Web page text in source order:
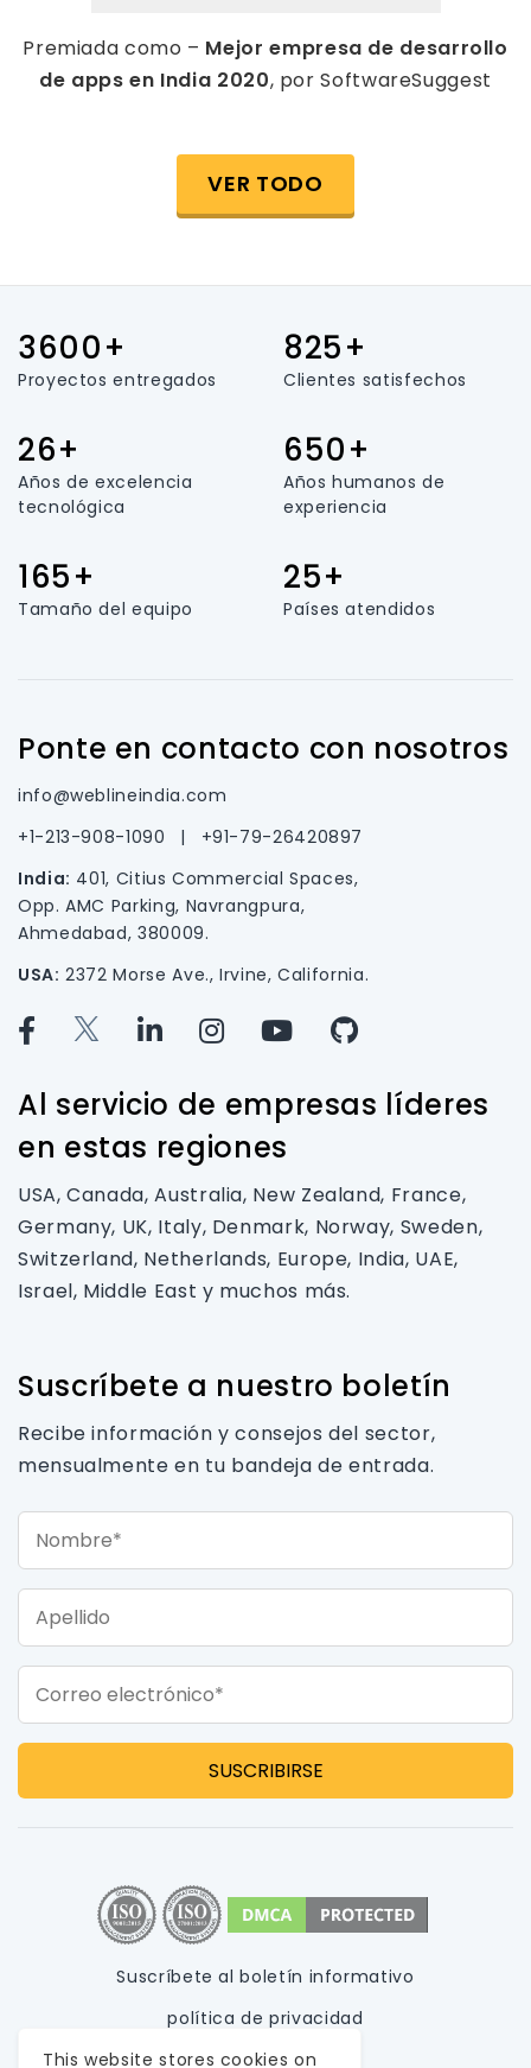
Premiada como – Mejor empresa de desarrollo
de apps en India 2020, por SoftwareSuggest
VER TODO
3600+
Proyectos entregados
825+
Clientes satisfechos
26+
Años de excelencia
tecnológica
650+
Años humanos de
experiencia
165+
Tamaño del equipo
25+
Países atendidos
Ponte en contacto con nosotros
info@weblineindia.com
+1-213-908-1090
|
+91-79-26420897
India: 401, Citius Commercial Spaces,
Opp. AMC Parking, Navrangpura,
Ahmedabad, 380009.
USA: 2372 Morse Ave., Irvine, California.
Al servicio de empresas líderes
en estas regiones
USA, Canada, Australia, New Zealand, France,
Germany, UK, Italy, Denmark, Norway, Sweden,
Switzerland, Netherlands, Europe, India, UAE,
Israel, Middle East y muchos más.
Suscríbete a nuestro boletín
Recibe información y consejos del sector,
mensualmente en tu bandeja de entrada.
Nombre*
Apellido
Correo electrónico*
Suscríbete al boletín informativo
política de privacidad
Condiciones de uso
This website stores cookies on